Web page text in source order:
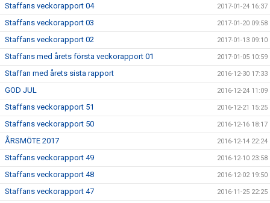
Staffans veckorapport 04 2017-01-24 16:37
Staffans veckorapport 03 2017-01-20 09:58
Staffans veckorapport 02 2017-01-13 09:10
Staffans med årets första veckorapport 01 2017-01-05 10:59
Staffan med årets sista rapport 2016-12-30 17:33
GOD JUL 2016-12-24 11:09
Staffans veckorapport 51 2016-12-21 15:25
Staffans veckorapport 50 2016-12-16 18:17
ÅRSMÖTE 2017 2016-12-14 22:24
Staffans veckorapport 49 2016-12-10 23:58
Staffans veckorapport 48 2016-12-02 19:50
Staffans veckorapport 47 2016-11-25 22:25